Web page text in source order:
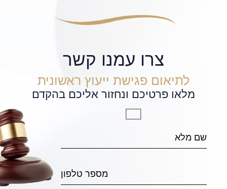
צרו עמנו קשר
לתיאום פגישת ייעוץ ראשונית
מלאו פרטיכם ונחזור אליכם בהקדם